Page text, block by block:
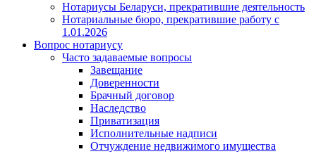
Нотариусы Беларуси, прекратившие деятельность
Нотариальные бюро, прекратившие работу с
1.01.2026
Вопрос нотариусу
Часто задаваемые вопросы
Завещание
Доверенности
Брачный договор
Наследство
Приватизация
Исполнительные надписи
Отчуждение недвижимого имущества